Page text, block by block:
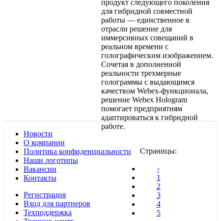
продукт следующего поколения
для гибридной совместной
работы — единственное в
отрасли решение для
иммерсивных совещаний в
реальном времени с
голографическим изображением.
Сочетая в дополненной
реальности трехмерные
голограммы с выдающимся
качеством Webex-функционала,
решение Webex Hologram
помогает предприятиям
адаптироваться к гибридной
работе.
Страницы:
‹
1
2
3
4
5
Новости
О компании
Политика конфиденциальности
Наши логотипы
Вакансии
Контакты
Регистрация
Вход для партнеров
Техподдержка